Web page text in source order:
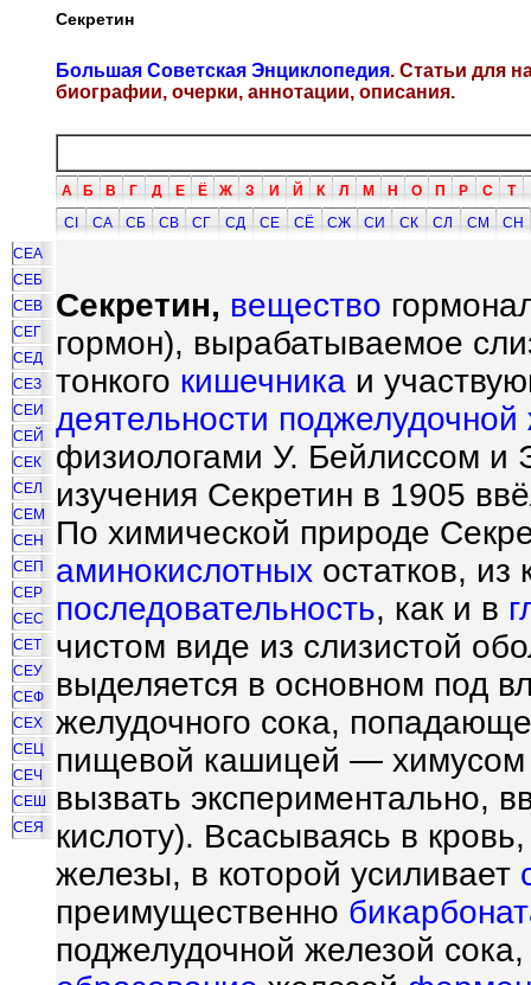
Секретин
Большая Советская Энциклопедия. Статьи для
биографии, очерки, аннотации, описания.
А Б В Г Д Е Ё Ж З И Й К Л М Н О П Р С Т
СI
СА СБ СВ СГ СД СЕ СЁ СЖ СИ СК СЛ СМ
СН
СЕА
СЕБ
СЕВ
СЕГ
СЕД
СЕЗ
СЕИ
СЕЙ
СЕК
СЕЛ
СЕМ
СЕН
СЕП
СЕР
СЕС
СЕТ
СЕУ
СЕФ
СЕХ
СЕЦ
СЕЧ
СЕШ
СЕЯ
Секретин, вещество
гормон), вырабатываемое
тонкого кишечника и
деятельности
физиологами У. Бейлиссом и
изучения Секретин в 1905
По химической природе
аминокислотных остатков,
последовательность, как и в
чистом виде из слизистой
выделяется в основном под
желудочного сока,
пищевой кашицей — химусом
вызвать экспериментально,
кислоту). Всасываясь в
железы, в которой усиливает
преимущественно
поджелудочной железой